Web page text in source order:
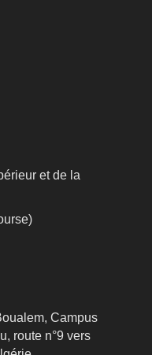
et de la
Campus
route n°9 vers